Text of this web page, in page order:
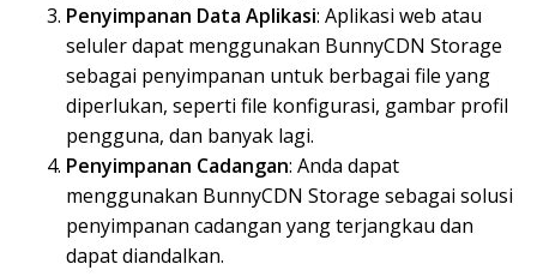
Penyimpanan Data Aplikasi: Aplikasi web atau
seluler dapat menggunakan BunnyCDN Storage
sebagai penyimpanan untuk berbagai file yang
diperlukan, seperti file konfigurasi, gambar profil
pengguna, dan banyak lagi.
Penyimpanan Cadangan: Anda dapat
menggunakan BunnyCDN Storage sebagai solusi
penyimpanan cadangan yang terjangkau dan
dapat diandalkan.